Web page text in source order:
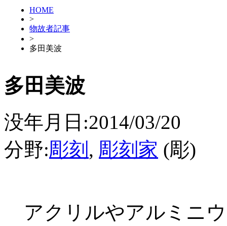
HOME
>
物故者記事
>
多田美波
多田美波
没年月日:2014/03/20
分野:彫刻 , 彫刻家 (彫)
アクリルやアルミニ